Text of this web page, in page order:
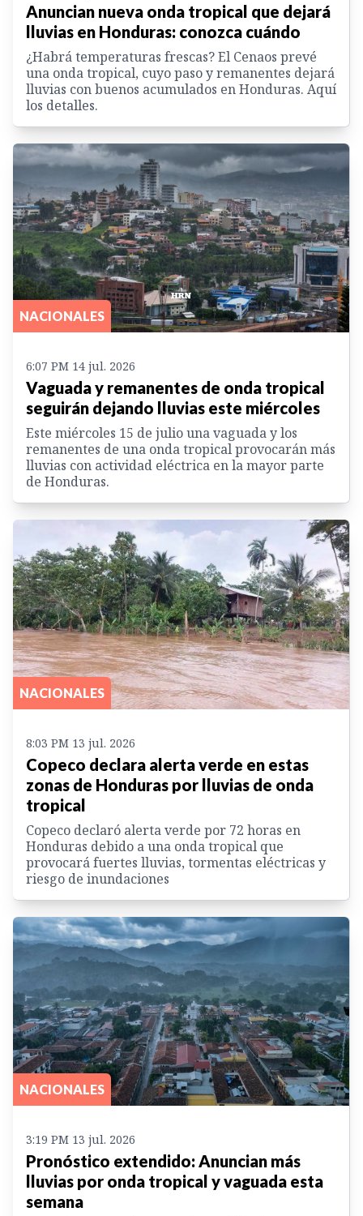
Anuncian nueva onda tropical que dejará
lluvias en Honduras: conozca cuándo
¿Habrá temperaturas frescas? El Cenaos prevé
una onda tropical, cuyo paso y remanentes dejará
lluvias con buenos acumulados en Honduras. Aquí
los detalles.
NACIONALES
6:07 PM 14 jul. 2026
Vaguada y remanentes de onda tropical
seguirán dejando lluvias este miércoles
Este miércoles 15 de julio una vaguada y los
remanentes de una onda tropical provocarán más
lluvias con actividad eléctrica en la mayor parte
de Honduras.
NACIONALES
8:03 PM 13 jul. 2026
Copeco declara alerta verde en estas
zonas de Honduras por lluvias de onda
tropical
Copeco declaró alerta verde por 72 horas en
Honduras debido a una onda tropical que
provocará fuertes lluvias, tormentas eléctricas y
riesgo de inundaciones
NACIONALES
3:19 PM 13 jul. 2026
Pronóstico extendido: Anuncian más
lluvias por onda tropical y vaguada esta
semana